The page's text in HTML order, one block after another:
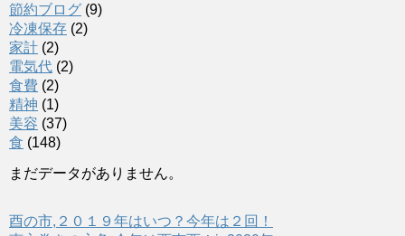
節約ブログ (9)
冷凍保存 (2)
家計 (2)
電気代 (2)
食費 (2)
精神 (1)
美容 (37)
食 (148)
まだデータがありません。
酉の市,２０１９年はいつ？今年は２回！